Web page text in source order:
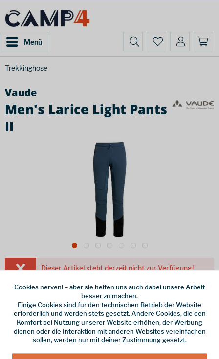
Menü
Trekkinghose
Vaude
Men's Larice Light Pants
II
Dieser Artikel steht derzeit nicht zur Verfügung!
150,00 € *
inkl. MwSt./ Versandkostenfrei!
Farbe
Größe
Cookies nerven! – aber sie helfen uns auch dabei unsere Arbeit
besser zu machen.
Einige Cookies sind für den technischen Betrieb der Website
erforderlich und werden stets gesetzt. Andere Cookies, die den
Komfort bei Nutzung unserer Website erhöhen, der Werbung
dienen oder die Interaktion mit anderen Websites vereinfachen
sollen, werden nur mit deiner Zustimmung gesetzt.